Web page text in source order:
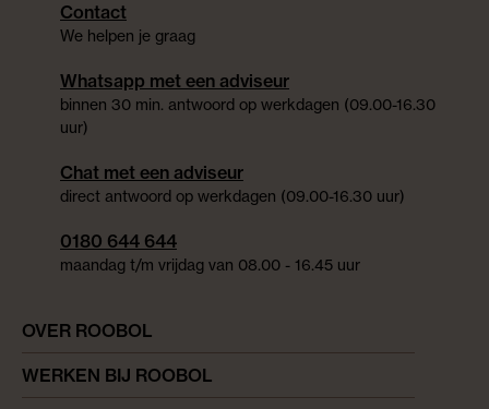
OVER ROOBOL
WERKEN BIJ ROOBOL
Contact
We helpen je graag
Whatsapp met een adviseur
binnen 30 min. antwoord op werkdagen (09.00-16.30
uur)
Chat met een adviseur
direct antwoord op werkdagen (09.00-16.30 uur)
0180 644 644
maandag t/m vrijdag van 08.00 - 16.45 uur